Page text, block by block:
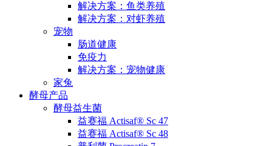
解决方案：鱼类养殖
解决方案：对虾养殖
宠物
肠道健康
免疫力
解决方案：宠物健康
家兔
酵母产品
酵母益生菌
益赛福 Actisaf® Sc 47
益赛福 Actisaf® Sc 48